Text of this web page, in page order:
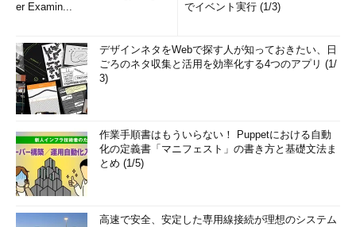
er Examin...
でイベント実行 (1/3)
デザインネタをWebで探す人が知っておきたい、日
ごろのネタ収集と活用を効率化する4つのアプリ (1/
3)
作業手順書はもういらない！ Puppetにおける自動
化の定義書「マニフェスト」の書き方と基礎文法ま
とめ (1/5)
高速で安全、安定した専用線接続が理想のシステム